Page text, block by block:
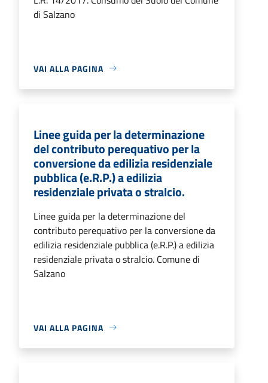
di Salzano
VAI ALLA PAGINA
Linee guida per la determinazione
del contributo perequativo per la
conversione da edilizia residenziale
pubblica (e.R.P.) a edilizia
residenziale privata o stralcio.
Linee guida per la determinazione del
contributo perequativo per la conversione da
edilizia residenziale pubblica (e.R.P.) a edilizia
residenziale privata o stralcio. Comune di
Salzano
VAI ALLA PAGINA